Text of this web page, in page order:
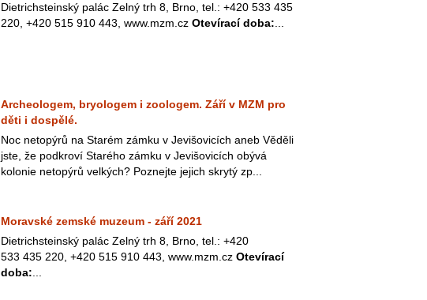
Dietrichsteinský palác Zelný trh 8, Brno, tel.: +420 533 435
220, +420 515 910 443, www.mzm.cz Otevírací doba:
Archeologem, bryologem i zoologem. Září v MZM pro
děti i dospělé.
Noc netopýrů na Starém zámku v Jevišovicích aneb Věděli
jste, že podkroví Starého zámku v Jevišovicích obývá
kolonie netopýrů velkých? Poznejte jejich skrytý zp...
Moravské zemské muzeum - září 2021
Dietrichsteinský palác Zelný trh 8, Brno, tel.: +420
533 435 220, +420 515 910 443, www.mzm.cz Otevírací
doba: